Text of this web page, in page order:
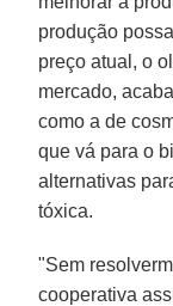
produção
preço atual, o
mercado,
como a de
que vá para o
alternativas
tóxica.
"Sem
cooperativa